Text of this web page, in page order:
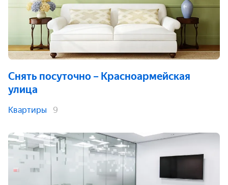
Снять посуточно – Красноармейская
улица
Квартиры 9